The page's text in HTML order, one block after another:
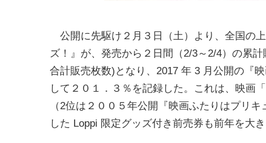
公開に先駆け２月３日（土）より、全国の
ズ！』が、発売から２日間（2/3～2/4）の累
合計販売枚数)となり、2017 年 3 月公開の『
して２０１．３％を記録した。これは、映画
（2位は２００５年公開『映画ふたりはプリ
した Loppi 限定グッズ付き前売券も前年を大